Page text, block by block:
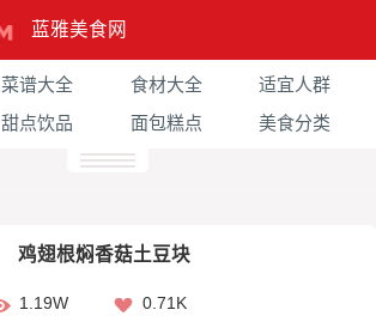
蓝雅美食网
菜谱大全 食材大全
适宜人群
甜点饮品 面包糕点 美食分类
鸡翅根焖香菇土豆块
1.19W 0.71K